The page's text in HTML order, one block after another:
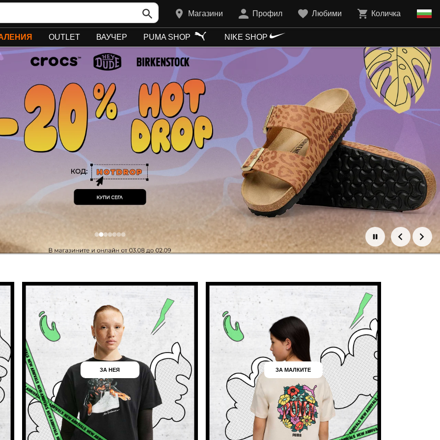
Магазини Профил Любими Количка
OUTLET ВАУЧЕР PUMA SHOP NIKE SHOP
ЗА НЕЯ ЗА МАЛКИТЕ